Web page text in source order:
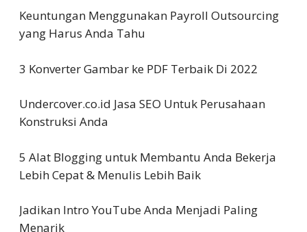
Keuntungan Menggunakan Payroll Outsourcing
yang Harus Anda Tahu
3 Konverter Gambar ke PDF Terbaik Di 2022
Undercover.co.id Jasa SEO Untuk Perusahaan
Konstruksi Anda
5 Alat Blogging untuk Membantu Anda Bekerja
Lebih Cepat & Menulis Lebih Baik
Jadikan Intro YouTube Anda Menjadi Paling
Menarik